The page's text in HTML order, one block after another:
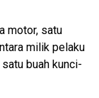
motor, satu
milik pelaku
buah kunci-